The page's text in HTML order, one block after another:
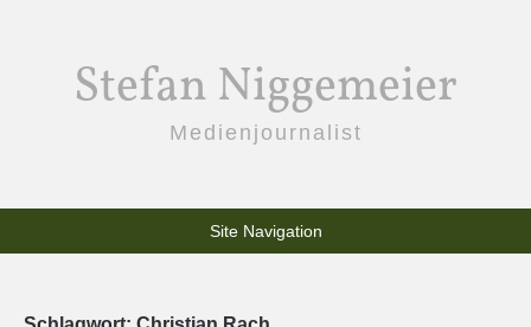
Stefan Niggemeier
Medienjournalist
Site Navigation